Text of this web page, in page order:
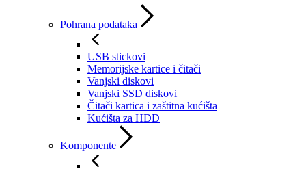
Pohrana podataka
USB stickovi
Memorijske kartice i čitači
Vanjski diskovi
Vanjski SSD diskovi
Čitači kartica i zaštitna kućišta
Kućišta za HDD
Komponente